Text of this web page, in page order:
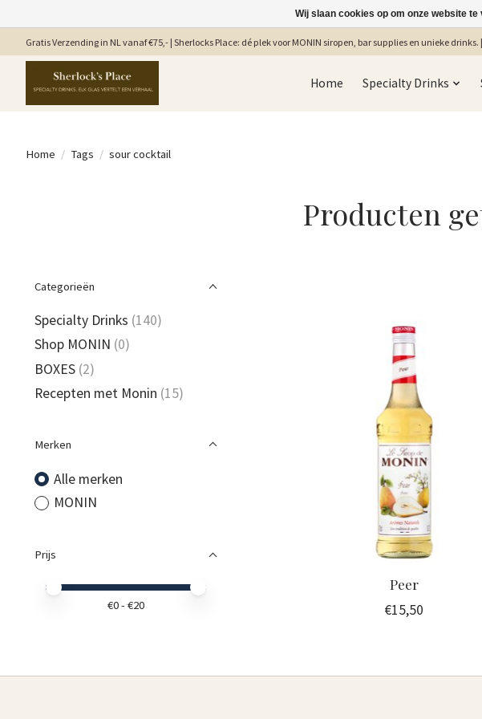
Gratis Verzending in NL vanaf €75,- | Sherlocks Place: dé plek voor MONIN siropen, bar supplies en unieke
Home Specialty Drinks
Home / Tags / sour cocktail
Producten
Categorieën
Specialty Drinks (140)
Shop MONIN (0)
BOXES (2)
Recepten met Monin (15)
Merken
Alle merken
MONIN
Prijs
Minimale prijswaarde
Price maximum value
€0- €20
Peer
€15,50
Wij slaan cookies op om onze website